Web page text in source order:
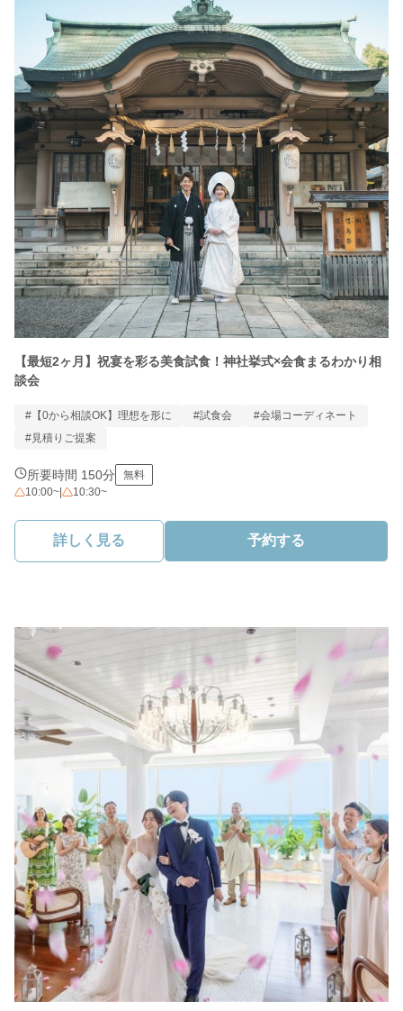
【最短2ヶ月】祝宴を彩る美食試食！神社挙式×会食まるわかり相
談会
#【0から相談OK】理想を形に #試食会
#会場コーディネート
#見積りご提案
所要時間 150分
無料
10:00~
10:30~
詳しく見る 予約する